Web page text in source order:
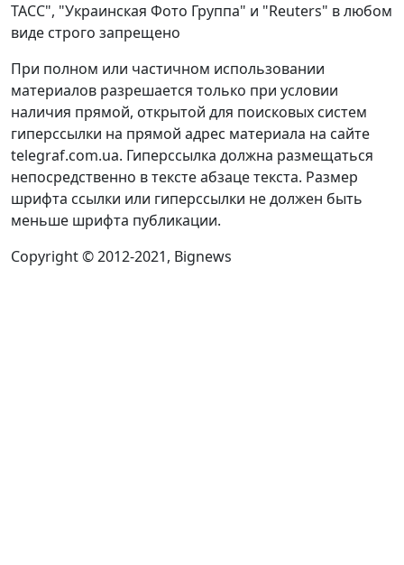
ТАСС", "Украинская Фото Группа" и "Reuters" в любом
виде строго запрещено
При полном или частичном использовании
материалов разрешается только при условии
наличия прямой, открытой для поисковых систем
гиперссылки на прямой адрес материала на сайте
telegraf.com.ua. Гиперссылка должна размещаться
непосредственно в тексте абзаце текста. Размер
шрифта ссылки или гиперссылки не должен быть
меньше шрифта публикации.
Copyright © 2012-2021, Bignews